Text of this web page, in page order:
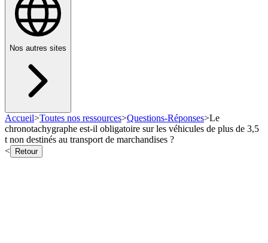
Nos autres sites
Accueil>Toutes nos ressources>Questions-Réponses>Le
chronotachygraphe est-il obligatoire sur les véhicules de plus de 3,5
t non destinés au transport de marchandises ?
<
Retour